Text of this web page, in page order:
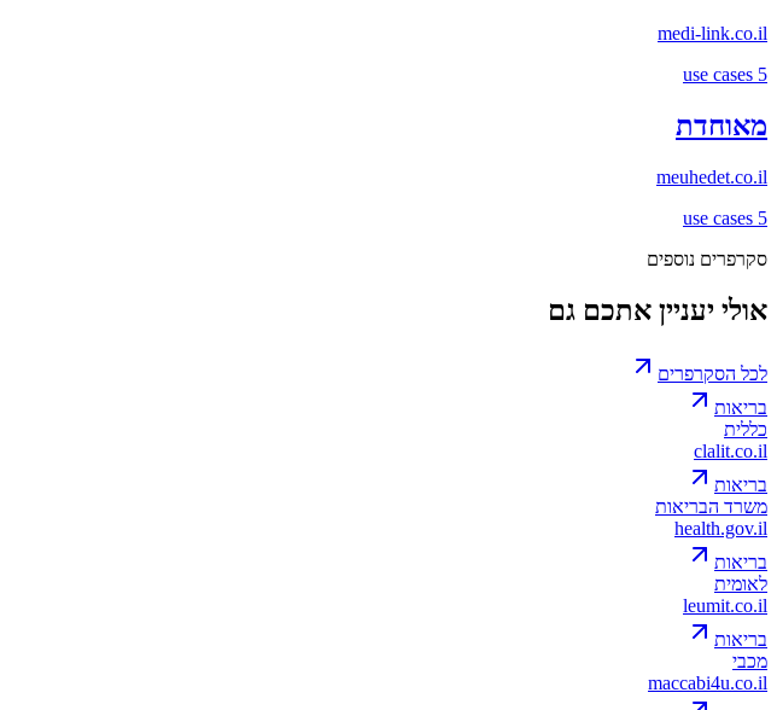
medi-link.co.il
5
מאוחדת
meuhedet.co.il
5
סקרפרים נוספים
אולי יעניין אתכם גם
לכל הסקרפרים
בריאות
כללית
clalit.co.il
בריאות
משרד הבריאות
health.gov.il
בריאות
לאומית
leumit.co.il
בריאות
מכבי
maccabi4u.co.il